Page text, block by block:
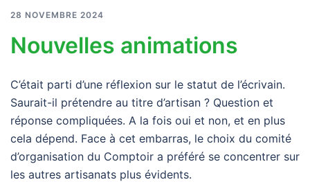
28 NOVEMBRE 2024
Nouvelles animations
C’était parti d’une réflexion sur le statut de l’écrivain.
Saurait-il prétendre au titre d’artisan ? Question et
réponse compliquées. A la fois oui et non, et en plus
cela dépend. Face à cet embarras, le choix du comité
d’organisation du Comptoir a préféré se concentrer sur
les autres artisanats plus évidents.